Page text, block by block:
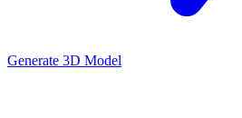
Generate 3D Model